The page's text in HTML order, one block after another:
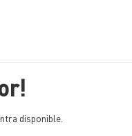
disponible.